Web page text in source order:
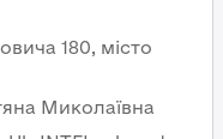
180, місто
Миколаївна